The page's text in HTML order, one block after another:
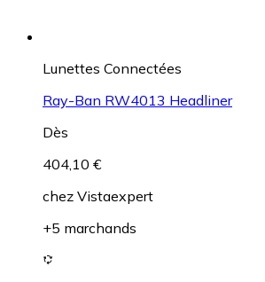
Lunettes Connectées
Ray-Ban RW4013 Headliner
Dès
404,10 €
chez Vistaexpert
+5 marchands